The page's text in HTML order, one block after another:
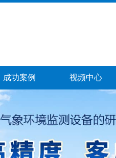
成功案例 视频中心